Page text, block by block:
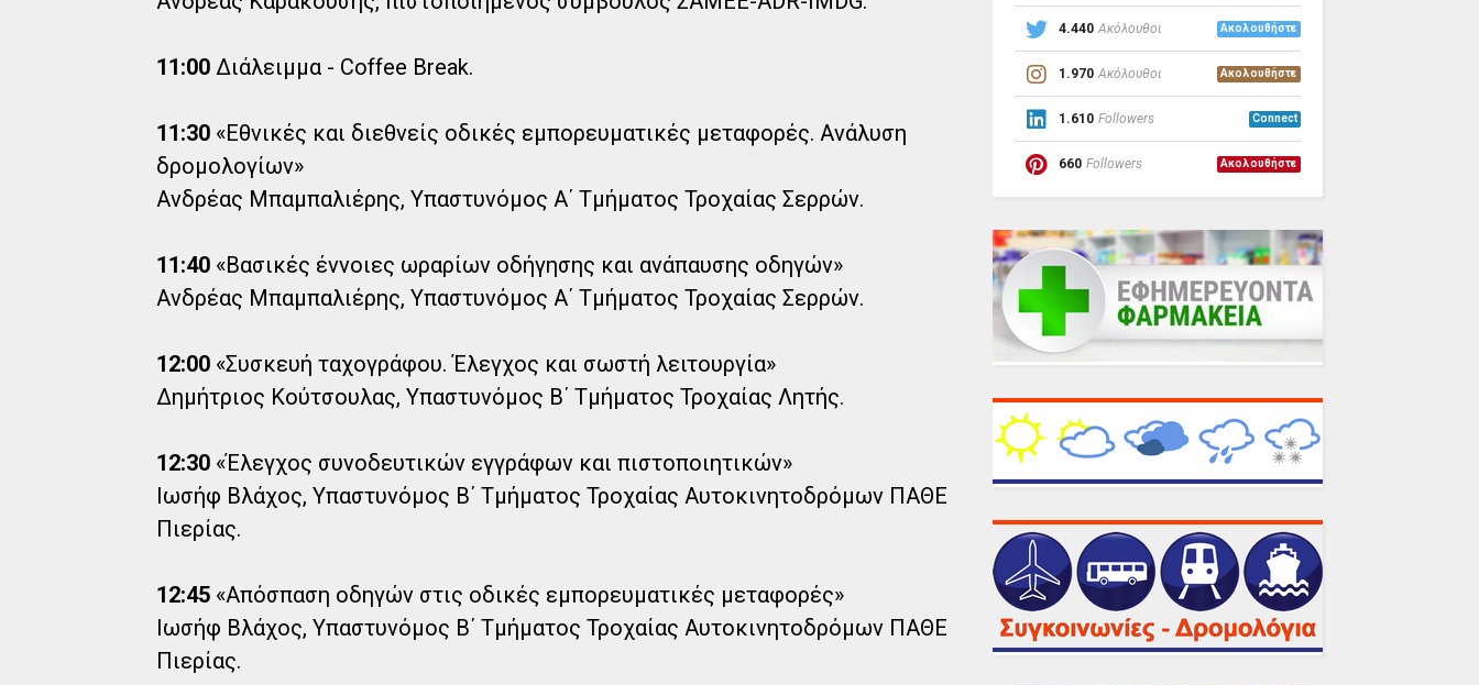
11:00 Διάλειμμα - Coffee Break.
11:30 «Εθνικές και διεθνείς οδικές εμπορευματικές μεταφορές. Ανάλυση
δρομολογίων»
Ανδρέας Μπαμπαλιέρης, Υπαστυνόμος Α΄ Τμήματος Τροχαίας Σερρών.
11:40 «Βασικές έννοιες ωραρίων οδήγησης και ανάπαυσης οδηγών»
Ανδρέας Μπαμπαλιέρης, Υπαστυνόμος Α΄ Τμήματος Τροχαίας Σερρών.
12:00 «Συσκευή ταχογράφου. Έλεγχος και σωστή λειτουργία»
Δημήτριος Κούτσουλας, Υπαστυνόμος Β΄ Τμήματος Τροχαίας Λητής.
12:30 «Έλεγχος συνοδευτικών εγγράφων και πιστοποιητικών»
Ιωσήφ Βλάχος, Υπαστυνόμος Β΄ Τμήματος Τροχαίας Αυτοκινητοδρόμων ΠΑΘΕ
Πιερίας.
12:45 «Απόσπαση οδηγών στις οδικές εμπορευματικές μεταφορές»
Ιωσήφ Βλάχος, Υπαστυνόμος Β΄ Τμήματος Τροχαίας Αυτοκινητοδρόμων ΠΑΘΕ
Πιερίας.
4.440 Ακόλουθοι Ακολουθήστε
1.970 Ακόλουθοι Ακολουθήστε
1.610 Followers Connect
660 Followers Ακολουθήστε